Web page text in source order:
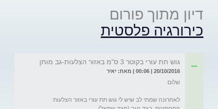
דיון מתוך פורום
כירורגיה פלסטית
גוש תת עורי בקוטר 3 ס"מ באזור הצלעות-גב מותן
20/10/2016 | 00:06 | מאת: יאיר
לאחרונה שמתי לב שיש לי גוש תת עורי באזור הצלעות